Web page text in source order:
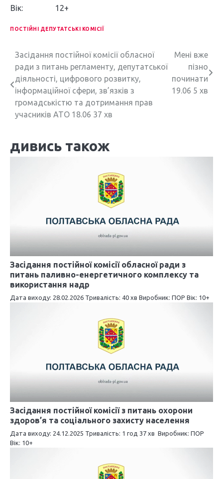
Вік:
12+
ПОСТІЙНІ ДЕПУТАТСЬКІ КОМІСІЇ
Н
а
в
а
а
п
и
с
Засідання постійної комісії обласної
ради з питань регламенту, депутатської
діяльності, цифрового розвитку,
інформаційної сфери, зв’язків з
громадськістю та дотримання прав
учасників АТО 18.06 37 хв
Мені вже
пізно
починати
19.06 5 хв
дивись також
Засідання постійної комісії обласної ради з
питань паливно-енергетичного комплексу та
використання надр
Дата виходу: 28.02.2026 Тривалість: 40 хв Виробник: ПОР Вік: 10+
Засідання постійної комісії з питань охорони
здоров’я та соціального захисту населення
Дата виходу: 24.12.2025 Тривалість: 1 год 37 хв Виробник: ПОР
Вік: 10+